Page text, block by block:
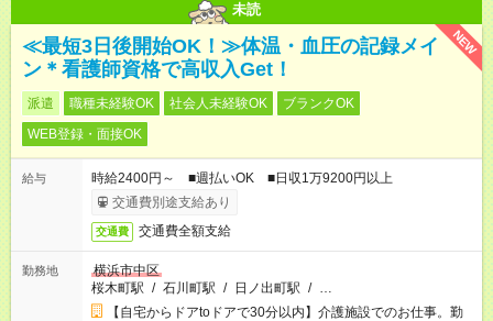
未読
NEW
≪最短3日後開始OK！≫体温・血圧の記録メイ
ン＊看護師資格で高収入Get！
派遣 職種未経験OK 社会人未経験OK
ブランクOK
WEB登録・面接OK
給与
時給2400円～ ■週払いOK ■日収1万9200円以上
交通費別途支給あり
交通費 交通費全額支給
勤務地
横浜市中区
桜木町駅 / 石川町駅 / 日ノ出町駅 / …
【自宅からドアtoドアで30分以内】介護施設でのお仕事。勤